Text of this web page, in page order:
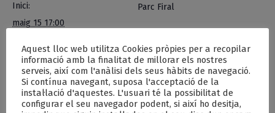
Inici:
maig 15 17:00
Finalització:
maig 17 20:00
Categoria d'Esdeveniment:
L' Ascensió al Parc Firal
Parc Firal
Aquest lloc web utilitza Cookies pròpies per a recopilar
informació amb la finalitat de millorar els nostres
serveis, així com l'anàlisi dels seus hàbits de navegació.
Si contínua navegant, suposa l'acceptació de la
instal·lació d'aquestes. L'usuari té la possibilitat de
configurar el seu navegador podent, si així ho desitja,